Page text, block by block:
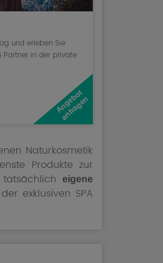
und erleben Sie
in der private
A
n
g
e
b
o
t
a
n
f
r
a
g
e
n
Naturkosmetik
Produkte zur
eigene
exklusiven SPA